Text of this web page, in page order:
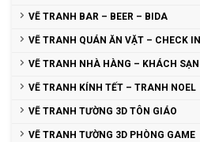
VẼ TRANH BAR – BEER – BIDA
VẼ TRANH QUÁN ĂN VẶT – CHECK IN
VẼ TRANH NHÀ HÀNG – KHÁCH SẠN
VẼ TRANH KÍNH TẾT – TRANH NOEL
VẼ TRANH TƯỜNG 3D TÔN GIÁO
VẼ TRANH TƯỜNG 3D PHÒNG GAME